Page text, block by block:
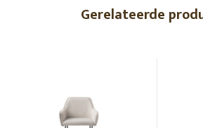
Gerelateerde